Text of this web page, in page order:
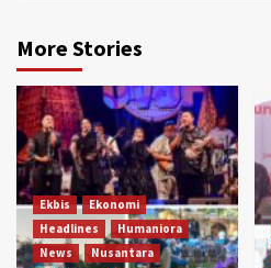
More Stories
Ekbis
Ekonomi
Headlines
Humaniora
News
Nusantara